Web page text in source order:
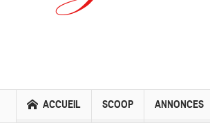
ACCUEIL SCOOP ANNONCES